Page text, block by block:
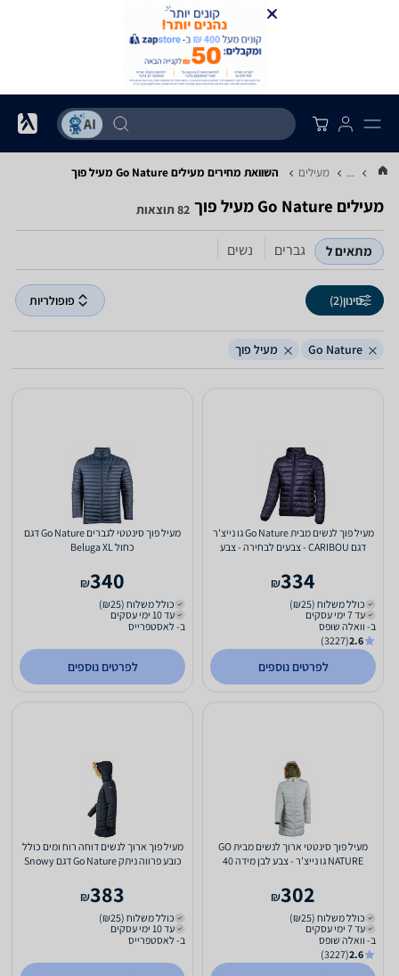
... מעילים השוואת מחירים מעילים ‏Go Nature ‏מעיל פוך
מעילים ‏Go Nature ‏מעיל פוך 82 תוצאות
מתאים ל גברים נשים
סינון(2) פופולריות
Go Nature מעיל פוך
מעיל פוך לנשים מבית Go Nature גו נייצ'ר
דגם CARIBOU - צבעים לבחירה - צבע
334
₪
כולל משלוח (₪25)
עד 7 ימי עסקים
ב- וואלה שופס
2.6
(3227)
לפרטים נוספים
מעיל פוך סינטטי לגברים Go Nature דגם
כחול Beluga XL
340
₪
כולל משלוח (₪25)
עד 10 ימי עסקים
ב- לאסטפרייס
לפרטים נוספים
מעיל פוך סינטטי ארוך לנשים מבית GO
NATURE גו נייצ'ר - צבע לבן מידה 40
302
₪
כולל משלוח (₪25)
עד 7 ימי עסקים
ב- וואלה שופס
2.6
(3227)
מעיל פוך ארוך לנשים דוחה רוח ומים כולל
כובע פרווה ניתק Go Nature דגם Snowy
383
₪
כולל משלוח (₪25)
עד 10 ימי עסקים
ב- לאסטפרייס